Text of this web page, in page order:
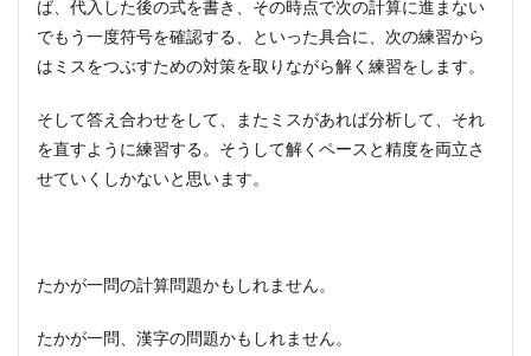
ば、代入した後の式を書き、その時点で次の計算に進まない
でもう一度符号を確認する、といった具合に、次の練習から
はミスをつぶすための対策を取りながら解く練習をします。
そして答え合わせをして、またミスがあれば分析して、それ
を直すように練習する。そうして解くペースと精度を両立さ
せていくしかないと思います。
たかが一問の計算問題かもしれません。
たかが一問、漢字の問題かもしれません。